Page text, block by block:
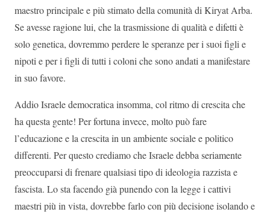
maestro principale e più stimato della comunità di Kiryat Arba.
Se avesse ragione lui, che la trasmissione di qualità e difetti è
solo genetica, dovremmo perdere le speranze per i suoi figli e
nipoti e per i figli di tutti i coloni che sono andati a manifestare
in suo favore.
Addio Israele democratica insomma, col ritmo di crescita che
ha questa gente! Per fortuna invece, molto può fare
l’educazione e la crescita in un ambiente sociale e politico
differenti. Per questo crediamo che Israele debba seriamente
preoccuparsi di frenare qualsiasi tipo di ideologia razzista e
fascista. Lo sta facendo già punendo con la legge i cattivi
maestri più in vista, dovrebbe farlo con più decisione isolando e